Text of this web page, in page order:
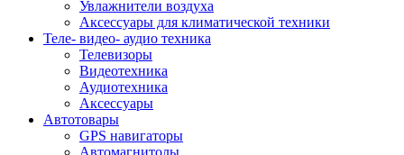
Увлажнители воздуха
Аксессуары для климатической техники
Теле- видео- аудио техника
Телевизоры
Видеотехника
Аудиотехника
Аксессуары
Автотовары
GPS навигаторы
Автомагнитолы